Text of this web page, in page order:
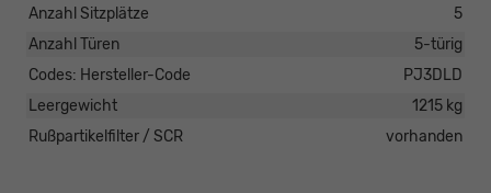
Anzahl Sitzplätze
5
Anzahl Türen
5-türig
Codes: Hersteller-Code
PJ3DLD
Leergewicht
1215 kg
Rußpartikelfilter / SCR
vorhanden